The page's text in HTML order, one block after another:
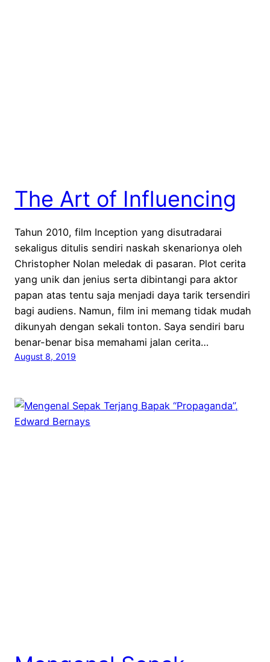
The Art of Influencing
Tahun 2010, film Inception yang disutradarai
sekaligus ditulis sendiri naskah skenarionya oleh
Christopher Nolan meledak di pasaran. Plot cerita
yang unik dan jenius serta dibintangi para aktor
papan atas tentu saja menjadi daya tarik tersendiri
bagi audiens. Namun, film ini memang tidak mudah
dikunyah dengan sekali tonton. Saya sendiri baru
benar-benar bisa memahami jalan cerita…
August 8, 2019